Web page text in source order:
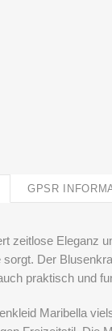
GPSR
zeitlose Eleganz
Der
praktisch und
Maribella